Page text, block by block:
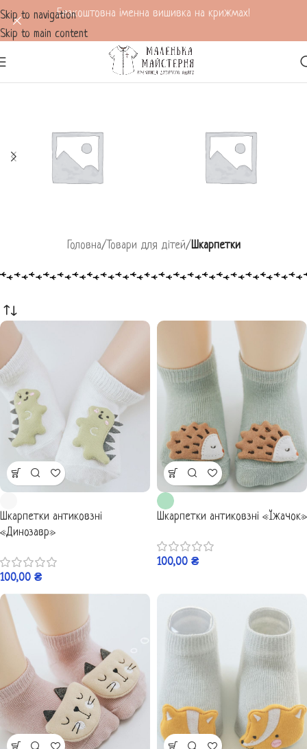
Skip to navigation
Skip to main content
Безкоштовна іменна вишивка на крижмах!
НАКОЛІННИКИ ДЛЯ
СЛЮНЯВЧИКИ СИЛІКОНОВІ
Головна/ Товари для дітей/Шкарпетки
Шкарпетки антиковзні
«Динозавр»
100,00 ₴
Шкарпетки антиковзні «Їжачок»
100,00 ₴